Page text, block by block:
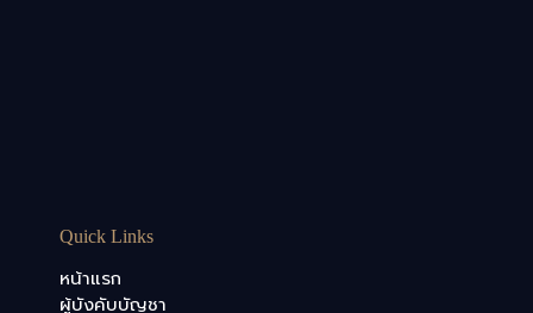
Quick Links
หน้าแรก
ผู้บังคับบัญชา